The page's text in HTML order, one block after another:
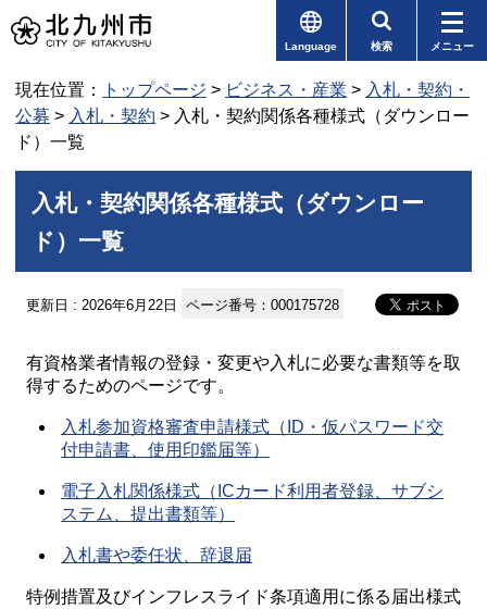
Language 検索 メニュー
現在位置： トップページ > ビジネス・産業 > 入札・契約・
公募 > 入札・契約 > 入札・契約関係各種様式（ダウンロー
ド）一覧
入札・契約関係各種様式（ダウンロー
ド）一覧
更新日 : 2026年6月22日 ページ番号：000175728
有資格業者情報の登録・変更や入札に必要な書類等を取
得するためのページです。
入札参加資格審査申請様式（ID・仮パスワード交
付申請書、使用印鑑届等）
電子入札関係様式（ICカード利用者登録、サブシ
ステム、提出書類等）
入札書や委任状、辞退届
特例措置及びインフレスライド条項適用に係る届出様式